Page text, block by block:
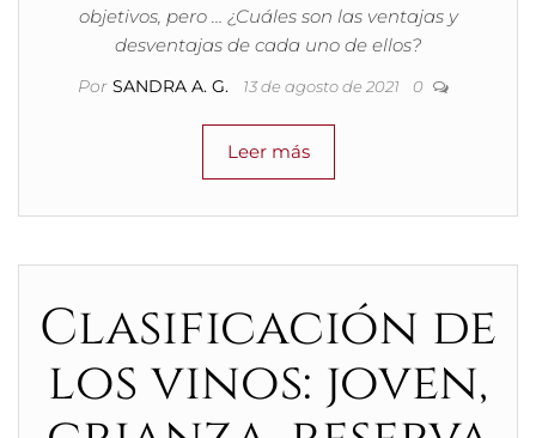
objetivos, pero … ¿Cuáles son las ventajas y
desventajas de cada uno de ellos?
Por SANDRA A. G. 13 de agosto de 2021 0
Leer más
Clasificación de
los vinos: joven,